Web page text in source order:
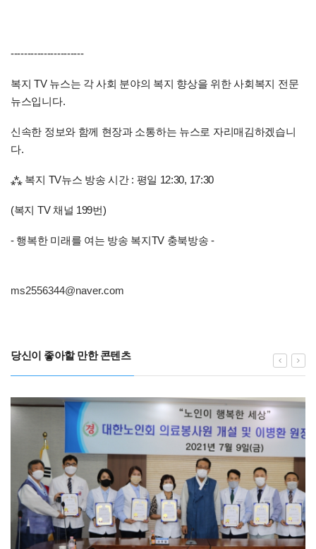
----------------------
복지 TV 뉴스는 각 사회 분야의 복지 향상을 위한 사회복지 전문
뉴스입니다.
신속한 정보와 함께 현장과 소통하는 뉴스로 자리매김하겠습니
다.
⁂ 복지 TV뉴스 방송 시간 : 평일 12:30, 17:30
(복지 TV 채널 199번)
- 행복한 미래를 여는 방송 복지TV 충북방송 -
ms2556344@naver.com
당신이 좋아할 만한 콘텐츠